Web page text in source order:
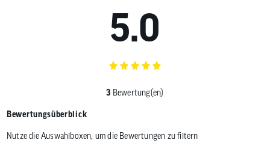
5.0
3 Bewertung(en)
Bewertungsüberblick
Nutze die Auswahlboxen, um die Bewertungen zu filtern